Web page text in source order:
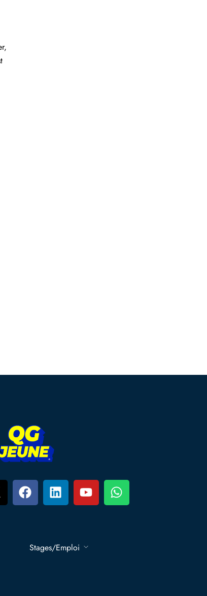
Stages/Emploi